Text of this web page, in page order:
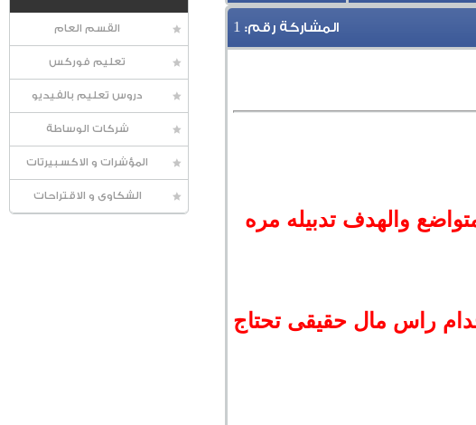
القسم العام
تعليم فوركس
دروس تعليم بالفيديو
شركات الوساطة
المؤشرات و الاكسبيرتات
الشكاوى و الاقتراحات
المشاركة رقم: 1
والهدف تدبيله مره
استخدام راس مال حقيقى تحتاج